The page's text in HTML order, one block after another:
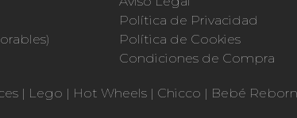
Política de Privacidad
Política de Cookies
Condiciones de Compra
| Lego | Hot Wheels | Chicco | Bebé Reborn